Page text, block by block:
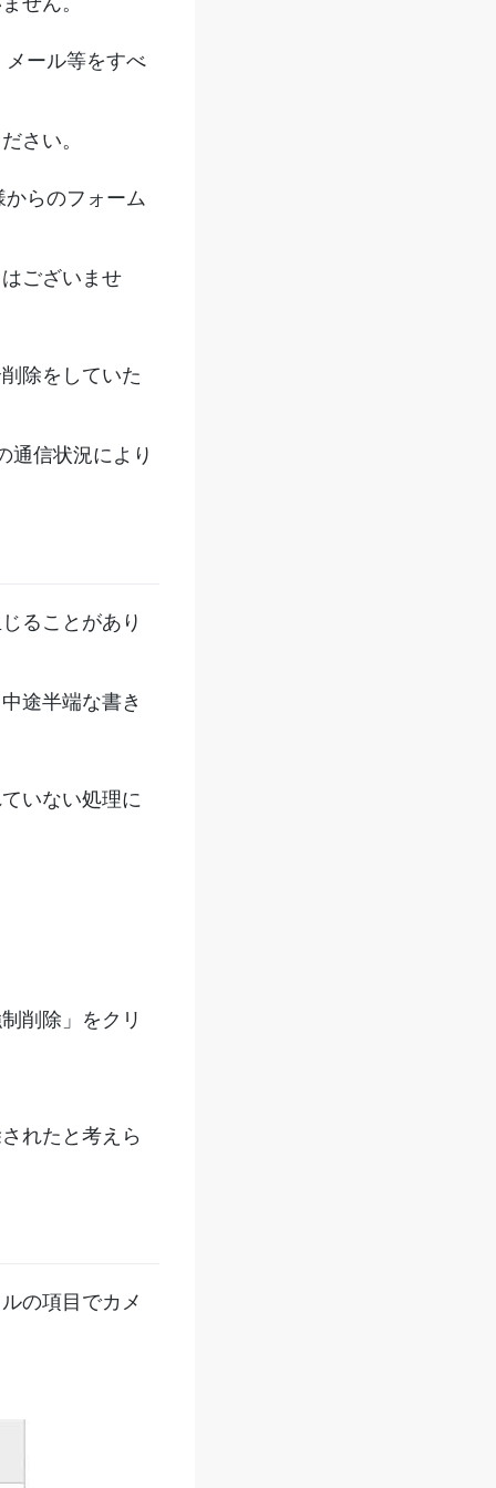
ール等をすべ
さい。
らのフォーム
ございませ
除をしていた
通信状況により
ることがあり
途半端な書き
いない処理に
削除」をクリ
れたと考えら
の項目でカメ